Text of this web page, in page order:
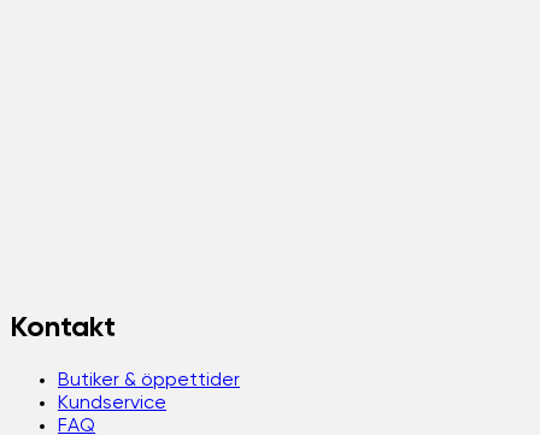
Kontakt
Butiker & öppettider
Kundservice
FAQ